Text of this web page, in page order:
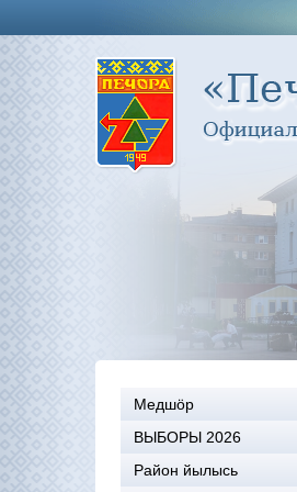
Медшöр
ВЫБОРЫ 2026
Район йылысь